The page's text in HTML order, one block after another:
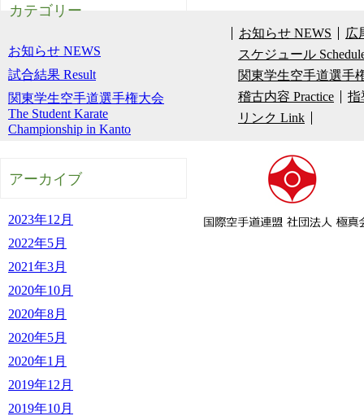
カテゴリー
お知らせ NEWS
試合結果 Result
関東学生空手道選手権大会
The Student Karate
Championship in Kanto
アーカイブ
2023年12月
2022年5月
2021年3月
2020年10月
2020年8月
2020年5月
2020年1月
2019年12月
2019年10月
お知らせ NEWS
広
スケジュール
関東学生空手道選手
稽古内容 Practice
指
リンク Link